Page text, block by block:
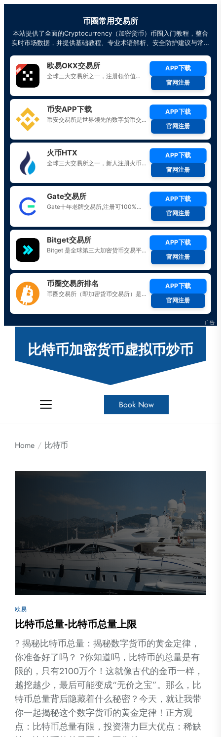
比特币加密货币虚拟币炒币
Book Now
Home 比特币
欧易
比特币总量-比特币总量上限
? 揭秘比特币总量：揭秘数字货币的黄金定律，
你准备好了吗？ ?你知道吗，比特币的总量是有
限的，只有2100万个！这就像古代的金币一样，
越挖越少，最后可能变成“无价之宝”。那么，比
特币总量背后隐藏着什么秘密？今天，就让我带
你一起揭秘这个数字货币的黄金定律！正方观
点：比特币总量有限，投资潜力巨大优点：稀缺